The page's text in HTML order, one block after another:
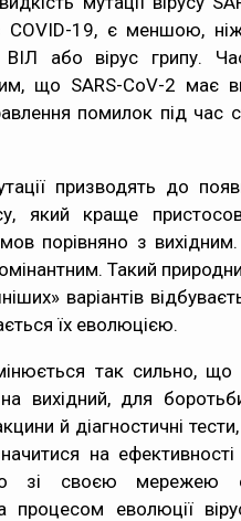
COVID-19, є меншою,
ВІЛ або вірус грипу.
що SARS-CoV-2 має
помилок під час
призводять до
який краще
порівняно з
Такий
варіантів
їх еволюцією.
так сильно, що
вихідний, для
й діагностичні
на ефективності
зі своєю мережею
процесом еволюції